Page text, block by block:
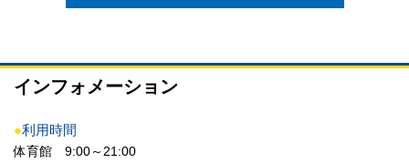
インフォメーション
●利用時間
体育館 9:00～21:00